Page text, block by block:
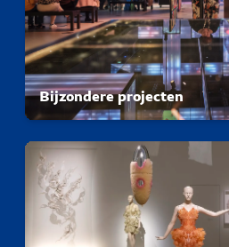
Bijzondere projecten